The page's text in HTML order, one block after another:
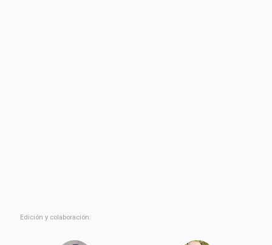
Edición y colaboración: